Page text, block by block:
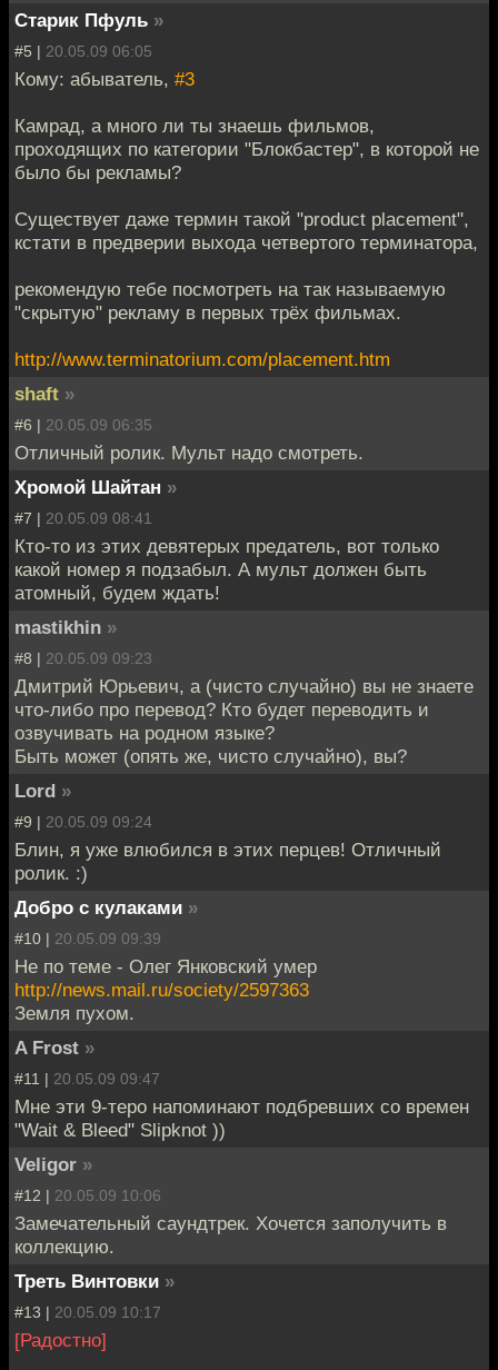
Старик Пфуль »
#5 | 20.05.09 06:05
Кому: абыватель, #3
Камрад, а много ли ты знаешь фильмов,
проходящих по категории "Блокбастер", в которой не
было бы рекламы?
Существует даже термин такой "product placement",
кстати в предверии выхода четвертого терминатора,
рекомендую тебе посмотреть на так называемую
"скрытую" рекламу в первых трёх фильмах.
http://www.terminatorium.com/placement.htm
shaft »
#6 | 20.05.09 06:35
Отличный ролик. Мульт надо смотреть.
Хромой Шайтан »
#7 | 20.05.09 08:41
Кто-то из этих девятерых предатель, вот только
какой номер я подзабыл. А мульт должен быть
атомный, будем ждать!
mastikhin »
#8 | 20.05.09 09:23
Дмитрий Юрьевич, а (чисто случайно) вы не знаете
что-либо про перевод? Кто будет переводить и
озвучивать на родном языке?
Быть может (опять же, чисто случайно), вы?
Lord »
#9 | 20.05.09 09:24
Блин, я уже влюбился в этих перцев! Отличный
ролик. :)
Добро с кулаками »
#10 | 20.05.09 09:39
Не по теме - Олег Янковский умер
http://news.mail.ru/society/2597363
Земля пухом.
A Frost »
#11 | 20.05.09 09:47
Мне эти 9-теро напоминают подбревших со времен
"Wait & Bleed" Slipknot ))
Veligor »
#12 | 20.05.09 10:06
Замечательный саундтрек. Хочется заполучить в
коллекцию.
Треть Винтовки »
#13 | 20.05.09 10:17
[Радостно]